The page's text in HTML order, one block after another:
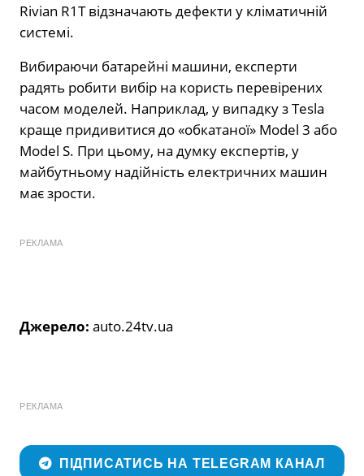
Rivian R1T відзначають дефекти у кліматичній
системі.
Вибираючи батарейні машини, експерти
радять робити вибір на користь перевірених
часом моделей. Наприклад, у випадку з Tesla
краще придивитися до «обкатаної» Model 3 або
Model S. При цьому, на думку експертів, у
майбутньому надійність електричних машин
має зрости.
РЕКЛАМА
Джерело: auto.24tv.ua
РЕКЛАМА
ПІДПИСАТИСЬ НА TELEGRAM КАНАЛ